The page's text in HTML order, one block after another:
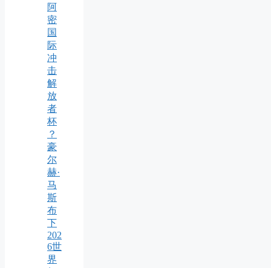
阿
密
国
际
冲
击
解
放
者
杯
？
豪
尔
赫·
马
斯
布
下
202
6世
界